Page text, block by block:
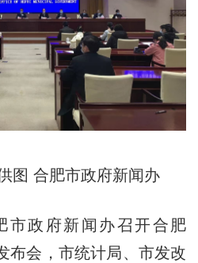
图 合肥市政府新闻办
政府新闻办召开合肥
布会，市统计局、市发改